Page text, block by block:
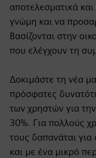
αποτελεσματικά
γνώμη και να
Βασίζονται στην
που ελέγχουν τη
Δοκιμάστε τη νέα
πρόσφατες
των χρηστών για
30%. Για πολλούς
τους δαπανάται
και με ένα μικρό